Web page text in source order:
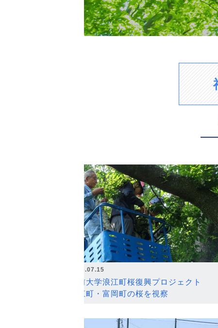
2026.07.15
弘前大学浪江町桜復興プロジェクト
浪江町・富岡町の桜を視察